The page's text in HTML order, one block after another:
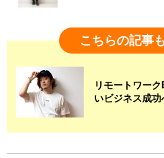
こちらの記事
リモートワー
いビジネス成